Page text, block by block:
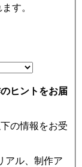
す。
ヒントをお届
の情報をお受
アル、制作ア